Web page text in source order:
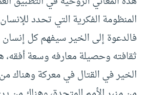
المنظومة الفكرية التي تحدد للإنسان
فالدعوة إلى الخير سيفهم كل
ثقافته وحصيلة معارفه وسعة
الخير في القتال في معركة وهناك